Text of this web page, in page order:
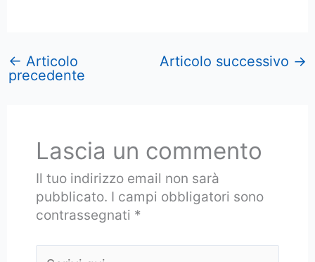
← Articolo
precedente
Articolo successivo →
Lascia un commento
Il tuo indirizzo email non sarà
pubblicato. I campi obbligatori sono
contrassegnati *